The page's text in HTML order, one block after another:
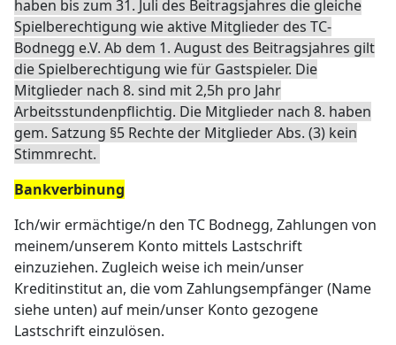
haben bis zum 31. Juli des Beitragsjahres die gleiche
Spielberechtigung wie aktive Mitglieder des TC-
Bodnegg e.V. Ab dem 1. August des Beitragsjahres gilt
die Spielberechtigung wie für Gastspieler. Die
Mitglieder nach 8. sind mit 2,5h pro Jahr
Arbeitsstundenpflichtig. Die Mitglieder nach 8. haben
gem. Satzung §5 Rechte der Mitglieder Abs. (3) kein
Stimmrecht.
Bankverbinung
Ich/wir ermächtige/n den TC Bodnegg, Zahlungen von
meinem/unserem Konto mittels Lastschrift
einzuziehen. Zugleich weise ich mein/unser
Kreditinstitut an, die vom Zahlungsempfänger (Name
siehe unten) auf mein/unser Konto gezogene
Lastschrift einzulösen.